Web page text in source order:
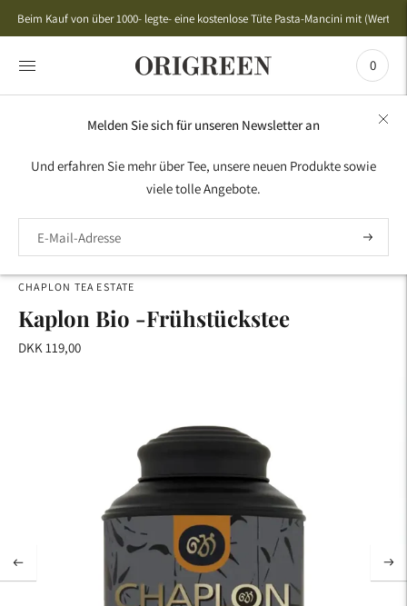
Beim Kauf von über 1000- legte- eine kostenlose Tüte Pasta-Mancini mit (Wert
0
CHAPLON TEA ESTATE
Kaplon Bio -Frühstückstee
DKK 119,00
Melden Sie sich für unseren Newsletter an
Und erfahren Sie mehr über Tee, unsere neuen Produkte sowie
viele tolle Angebote.
{{currency}}{{discount}} undefined